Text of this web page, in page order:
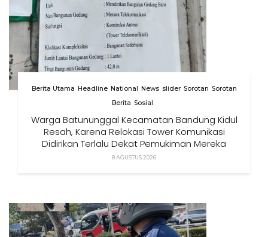
Berita Utama Headline National News slider Sorotan Sorotan
Berita Sosial
Warga Batununggal Kecamatan Bandung Kidul
Resah, Karena Relokasi Tower Komunikasi
Didirikan Terlalu Dekat Pemukiman Mereka
8 AGUSTUS 2026